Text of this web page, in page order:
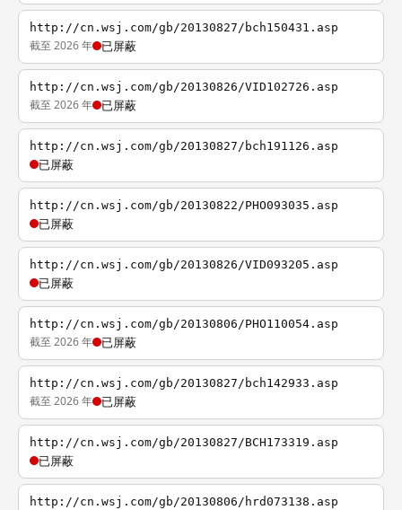
http://cn.wsj.com/gb/20130827/bch150431.asp
截至 2026 年 已屏蔽
http://cn.wsj.com/gb/20130826/VID102726.asp
截至 2026 年 已屏蔽
http://cn.wsj.com/gb/20130827/bch191126.asp
已屏蔽
http://cn.wsj.com/gb/20130822/PHO093035.asp
已屏蔽
http://cn.wsj.com/gb/20130826/VID093205.asp
已屏蔽
http://cn.wsj.com/gb/20130806/PHO110054.asp
截至 2026 年 已屏蔽
http://cn.wsj.com/gb/20130827/bch142933.asp
截至 2026 年 已屏蔽
http://cn.wsj.com/gb/20130827/BCH173319.asp
已屏蔽
http://cn.wsj.com/gb/20130806/hrd073138.asp